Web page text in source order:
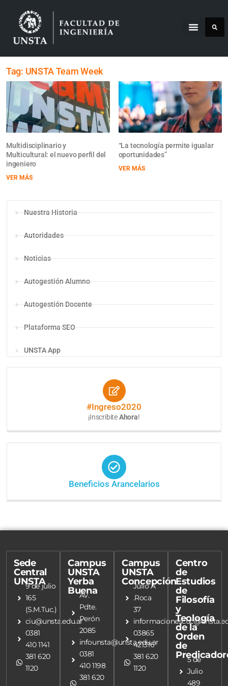
Tag: UNSTA Team Week
Multidisciplinario y
Multicultural: el nuevo perfil del
ingeniero
VER MÁS
“La tecnología permite igualar
oportunidades”
VER MÁS
Nuestra Historia
Autoridades
Noticias
Autogestión Alumno
Autogestión Docente
Plataforma SEO
UNSTA App
#Ingreso2020
¡InscribiteAhora!
Beneficios Arancelarios
Sede
Central
UNSTA
9 de julio
165
(S.M.Tuc.)
ciu@unsta.edu.ar
0381
410 1141
381 620
1120
Campus
UNSTA
Yerba
Buena
Av.
Pdte.
Perón
2085
infounsta@unsta.edu.ar
0381
410 1198
381 620
Campus
UNSTA
Concepción
Julio A
.Roca
37
03865
421316
381 620
1120
Centro
de
Estudios
de
Filosofía
y
Teología
de la
Orden
de
5 de
Julio
489